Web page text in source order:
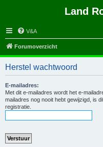
Land
V&A
Forumoverzicht
Herstel wachtwoord
E-mailadres:
Met dit e-mailadres wordt het e-
mailadres nog nooit hebt gewijzigd, is
registratie.